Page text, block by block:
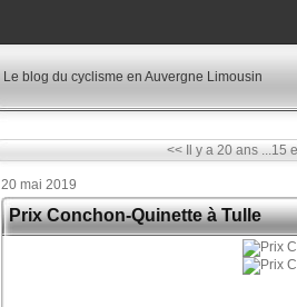
Le blog du cyclisme en Auvergne Limousin
<< Il y a 20 ans ...15
20 mai 2019
Prix Conchon-Quinette à Tulle